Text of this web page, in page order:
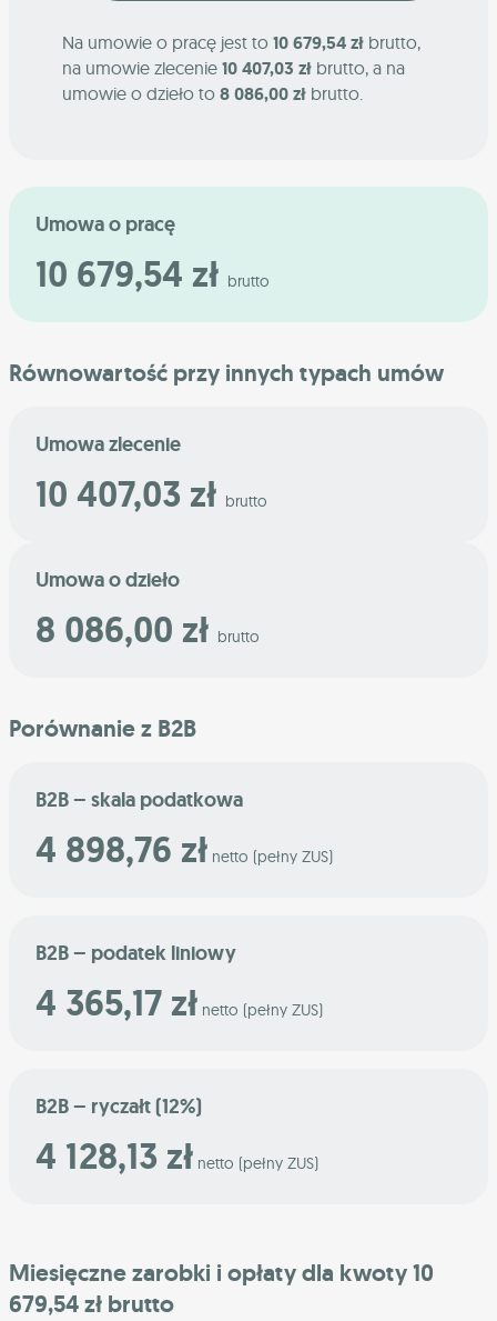
Na umowie o pracę jest to 10 679,54 zł brutto,
na umowie zlecenie 10 407,03 zł brutto, a na
umowie o dzieło to 8 086,00 zł brutto.
Umowa o pracę
10 679,54 zł brutto
Równowartość przy innych typach umów
Umowa zlecenie
10 407,03 zł brutto
Umowa o dzieło
8 086,00 zł brutto
Porównanie z B2B
B2B – skala podatkowa
4 898,76 zł netto (pełny ZUS)
B2B – podatek liniowy
4 365,17 zł netto (pełny ZUS)
B2B – ryczałt (12%)
4 128,13 zł netto (pełny ZUS)
Miesięczne zarobki i opłaty dla kwoty 10
679,54 zł brutto